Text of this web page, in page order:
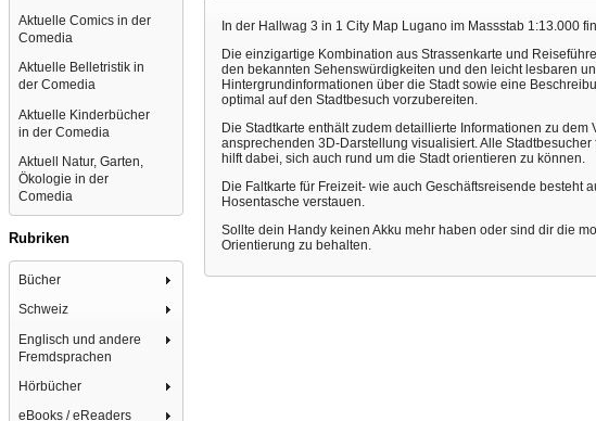
Aktuelle Comics in der
Comedia
Aktuelle Belletristik in
der Comedia
Aktuelle Kinderbücher
in der Comedia
Aktuell Natur, Garten,
Ökologie in der
Comedia
Rubriken
Bücher
Schweiz
Englisch und andere
Fremdsprachen
Hörbücher
eBooks / eReaders
In der Hallwag 3 in 1 City Map Lugano im Massstab 1:13.000
Die einzigartige Kombination aus Strassenkarte und
den bekannten Sehenswürdigkeiten und den leicht lesbaren
Hintergrundinformationen über die Stadt sowie eine
optimal auf den Stadtbesuch vorzubereiten.
Die Stadtkarte enthält zudem detaillierte Informationen zu
ansprechenden 3D-Darstellung visualisiert. Alle
hilft dabei, sich auch rund um die Stadt orientieren zu können.
Die Faltkarte für Freizeit- wie auch Geschäftsreisende
Hosentasche verstauen.
Sollte dein Handy keinen Akku mehr haben oder sind dir die
Orientierung zu behalten.